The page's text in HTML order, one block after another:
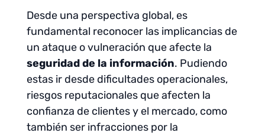
Desde una perspectiva global, es
fundamental reconocer las implicancias de
un ataque o vulneración que afecte la
seguridad de la información. Pudiendo
estas ir desde dificultades operacionales,
riesgos reputacionales que afecten la
confianza de clientes y el mercado, como
también ser infracciones por la